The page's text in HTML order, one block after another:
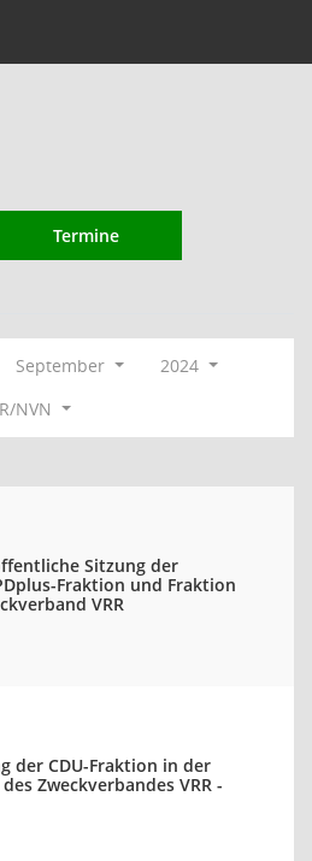
Termine
September
2024
NVN
Sitzung der
Fraktion und Fraktion
VRR
der CDU-Fraktion in der
Zweckverbandes VRR -